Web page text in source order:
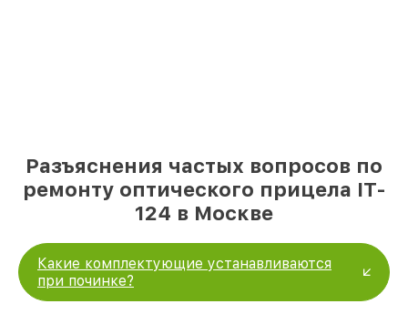
Разъяснения частых вопросов по
ремонту оптического прицела IT-
124 в Москве
Какие комплектующие устанавливаются
при починке?